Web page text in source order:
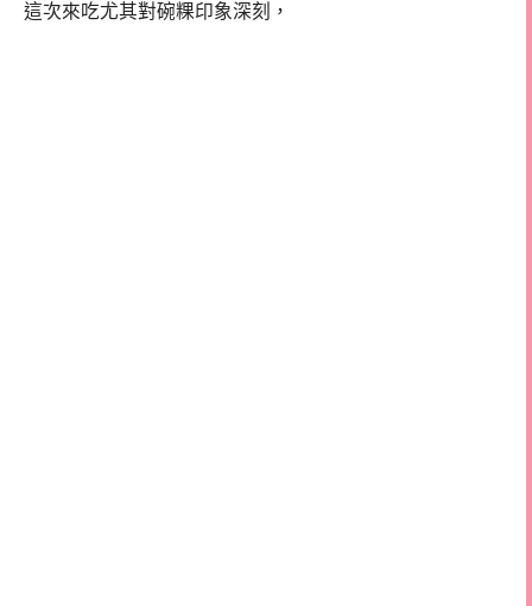
這次來吃尤其對碗粿印象深刻，